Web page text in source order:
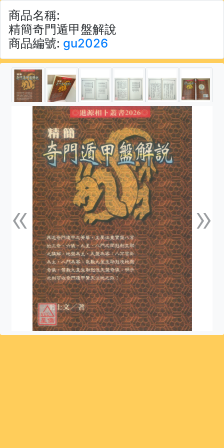
商品名稱:
精簡奇門遁甲盤解說
商品編號: gu2026
«上一張 »下一